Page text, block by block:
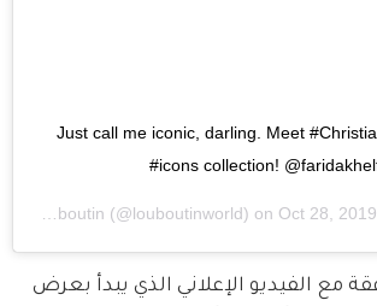
Just call me iconic, darling. Meet
#icons collection!⁣
Christian Louboutin (@louboutinworld) on Oct 28,
مع الفيديو الإعلاني الذي يبدأ بعرض